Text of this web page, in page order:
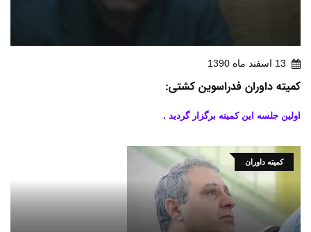
13 اسفند ماه 1390
کمیته داوران فدراسوین کشتی:
اولین جلسه این کمیته برگزار گردید .
کمیته داوران